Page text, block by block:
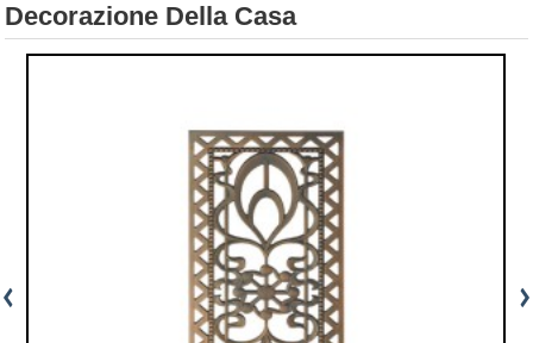
Decorazione Della Casa